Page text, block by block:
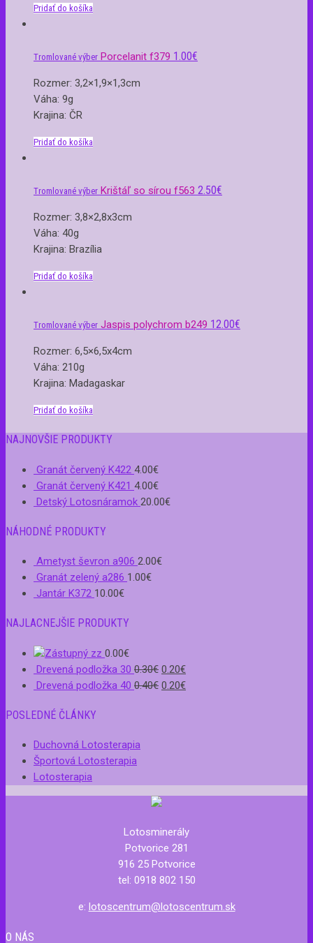
Pridať do košíka
Tromlované výber Porcelanit f379 1.00€
Rozmer: 3,2×1,9×1,3cm
Váha: 9g
Krajina: ČR
Pridať do košíka
Tromlované výber Krištáľ so sírou f563 2.50€
Rozmer: 3,8×2,8x3cm
Váha: 40g
Krajina: Brazília
Pridať do košíka
Tromlované výber Jaspis polychrom b249 12.00€
Rozmer: 6,5×6,5x4cm
Váha: 210g
Krajina: Madagaskar
Pridať do košíka
NAJNOVŠIE PRODUKTY
Granát červený K422 4.00€
Granát červený K421 4.00€
Detský Lotosnáramok 20.00€
NÁHODNÉ PRODUKTY
Ametyst ševron a906 2.00€
Granát zelený a286 1.00€
Jantár K372 10.00€
NAJLACNEJŠIE PRODUKTY
zz 0.00€
Drevená podložka 30 0.30€ 0.20€
Drevená podložka 40 0.40€ 0.20€
POSLEDNÉ ČLÁNKY
Duchovná Lotosterapia
Športová Lotosterapia
Lotosterapia
Lotosminerály
Potvorice 281
916 25 Potvorice
tel: 0918 802 150
e: lotoscentrum@lotoscentrum.sk
O NÁS